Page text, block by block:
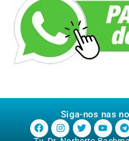
Siga-nos nas